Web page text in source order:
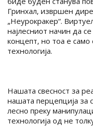
Гринхал, извршен
„Неурокракер“.
најлесниот начин да
концепт, но тоа е
технологија.
Нашата свесност за
нашата перцепција за
лесно преку
технологија од не